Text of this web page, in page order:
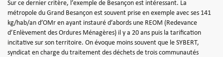
Sur ce dernier critère, l’exemple de Besançon est intéressant. La
métropole du Grand Besançon est souvent prise en exemple avec ses 141
kg/hab/an d’OMr en ayant instauré d’abords une REOM (Redevance
d’Enlèvement des Ordures Ménagères) il y a 20 ans puis la tarification
incitative sur son territoire. On évoque moins souvent que le SYBERT,
syndicat en charge du traitement des déchets de trois communautés